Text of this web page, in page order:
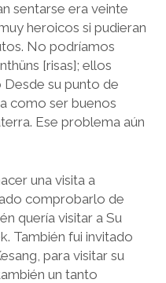
sentarse era veinte
heroicos si pudieran
No podríamos
[risas]; ellos
su punto de
como ser buenos
Ese problema aún
una visita a
comprobarlo de
quería visitar a Su
También fui invitado
para visitar su
un tanto